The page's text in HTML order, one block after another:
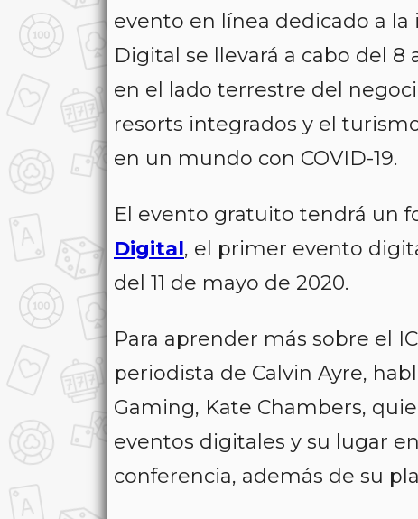
evento en línea dedicado a la
Digital se llevará a cabo del
en el lado terrestre del
resorts integrados y el
en un mundo con COVID-19.
El evento gratuito tendrá un
Digital, el primer evento
del 11 de mayo de 2020.
Para aprender más sobre el
periodista de Calvin Ayre,
Gaming, Kate Chambers,
eventos digitales y su lugar
conferencia, además de su